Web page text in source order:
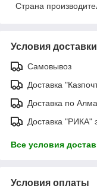
Страна
Условия доставки
Самовывоз
Доставка
Доставка по
Доставка "РИКА"
Все условия
Условия оплаты